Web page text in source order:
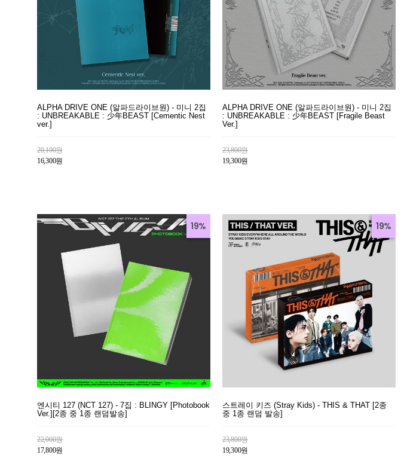
ALPHA DRIVE ONE (알파드라이브원) - 미니 2집
: UNBREAKABLE : 少年BEAST [Cementic Nest
ver.]
20,100원
16,300원
ALPHA DRIVE ONE (알파드라이브원) - 미니 2집
: UNBREAKABLE : 少年BEAST [Fragile Beast
Ver.]
23,800원
19,300원
19%
엔시티 127 (NCT 127) - 7집 : BLINGY [Photobook
Ver.][2종 중 1종 랜덤발송]
22,000원
17,800원
19%
스트레이 키즈 (Stray Kids) - THIS & THAT [2종
중 1종 랜덤 발송]
23,800원
19,300원